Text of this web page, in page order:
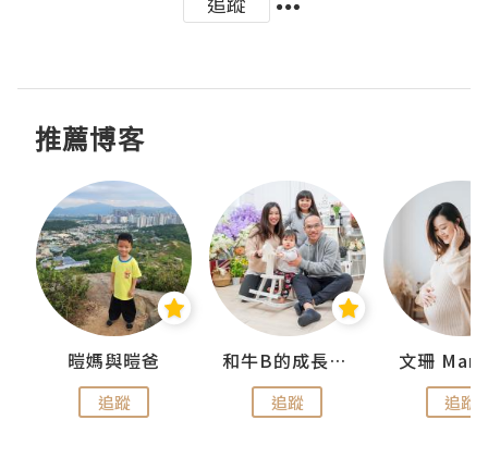
推薦博客
暟媽與暟爸
追蹤
和牛B的成長日記
追蹤
文珊
追蹤